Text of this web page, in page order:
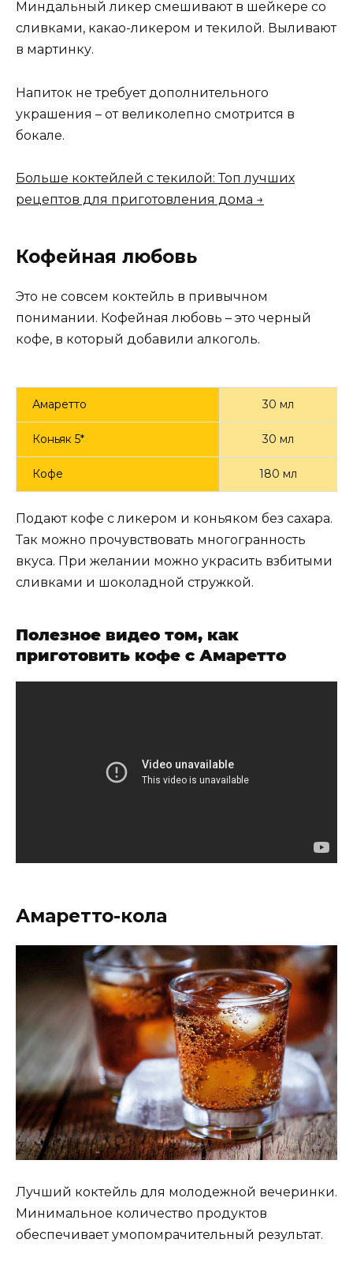
Миндальный ликер смешивают в шейкере со
сливками, какао-ликером и текилой. Выливают
в мартинку.
Напиток не требует дополнительного
украшения – от великолепно смотрится в
бокале.
Больше коктейлей с текилой: Топ лучших
рецептов для приготовления дома →
Кофейная любовь
Это не совсем коктейль в привычном
понимании. Кофейная любовь – это черный
кофе, в который добавили алкоголь.
Амаретто 30 мл
Коньяк 5* 30 мл
Кофе 180 мл
Подают кофе с ликером и коньяком без сахара.
Так можно прочувствовать многогранность
вкуса. При желании можно украсить взбитыми
сливками и шоколадной стружкой.
Полезное видео том, как
приготовить кофе с Амаретто
Амаретто-кола
Лучший коктейль для молодежной вечеринки.
Минимальное количество продуктов
обеспечивает умопомрачительный результат.